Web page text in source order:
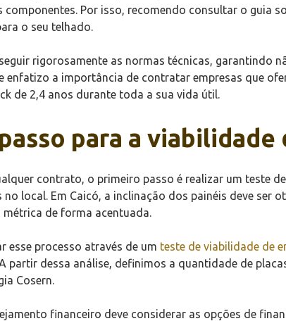
componentes. Por isso, recomendo consultar o guia
o seu telhado.
rigorosamente as normas técnicas, garantindo
enfatizo a importância de contratar empresas que
de 2,4 anos durante toda a sua vida útil.
para a
contrato, o primeiro passo é realizar um teste
no local. Em Caicó, a inclinação dos painéis deve
de forma acentuada.
esse processo através de um teste de viabilidade de
partir dessa análise, definimos a quantidade de
Cosern.
financeiro deve considerar as opções de